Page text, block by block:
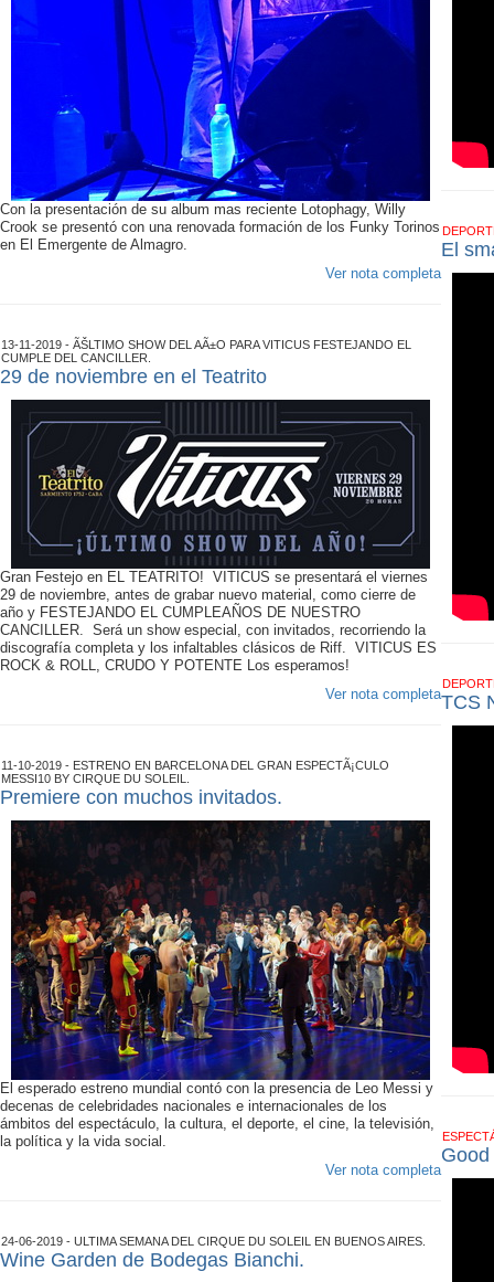
Con la presentación de su album mas reciente Lotophagy, Willy
Crook se presentó con una renovada formación de los Funky Torinos
en El Emergente de Almagro.
Ver nota completa
13-11-2019 - ÃŠLTIMO SHOW DEL AÃ±O PARA VITICUS FESTEJANDO EL
CUMPLE DEL CANCILLER.
29 de noviembre en el Teatrito
Gran Festejo en EL TEATRITO! VITICUS se presentará el viernes
29 de noviembre, antes de grabar nuevo material, como cierre de
año y FESTEJANDO EL CUMPLEAÑOS DE NUESTRO
CANCILLER. Será un show especial, con invitados, recorriendo la
discografía completa y los infaltables clásicos de Riff. VITICUS ES
ROCK & ROLL, CRUDO Y POTENTE Los esperamos!
Ver nota completa
11-10-2019 - ESTRENO EN BARCELONA DEL GRAN ESPECTÃ¡CULO
MESSI10 BY CIRQUE DU SOLEIL.
Premiere con muchos invitados.
El esperado estreno mundial contó con la presencia de Leo Messi y
decenas de celebridades nacionales e internacionales de los
ámbitos del espectáculo, la cultura, el deporte, el cine, la televisión,
la política y la vida social.
Ver nota completa
24-06-2019 - ULTIMA SEMANA DEL CIRQUE DU SOLEIL EN BUENOS AIRES.
Wine Garden de Bodegas Bianchi.
El
TCS